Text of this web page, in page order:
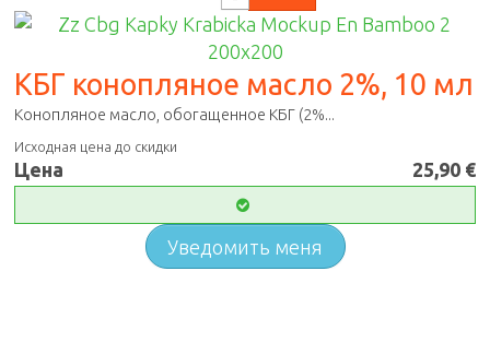
КБГ конопляное масло 2%, 10 мл
Конопляное масло, обогащенное КБГ (2%...
Исходная цена до скидки
Цена 25,90 €
Уведомить меня